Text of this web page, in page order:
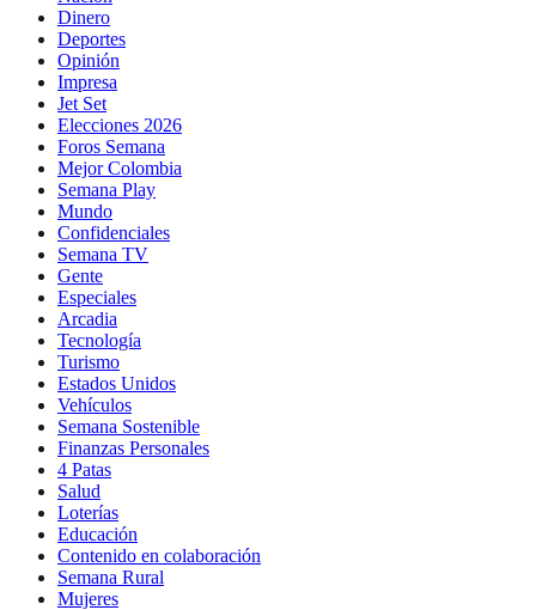
Dinero
Deportes
Opinión
Impresa
Jet Set
Elecciones 2026
Foros Semana
Mejor Colombia
Semana Play
Mundo
Confidenciales
Semana TV
Gente
Especiales
Arcadia
Tecnología
Turismo
Estados Unidos
Vehículos
Semana Sostenible
Finanzas Personales
4 Patas
Salud
Loterías
Educación
Contenido en colaboración
Semana Rural
Mujeres